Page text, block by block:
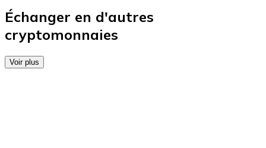
Achetez des cartes-cadeaux de vos marques
Aller à la boutique de cartes-cadeaux
Échanger en d'autres
cryptomonnaies
Voir plus